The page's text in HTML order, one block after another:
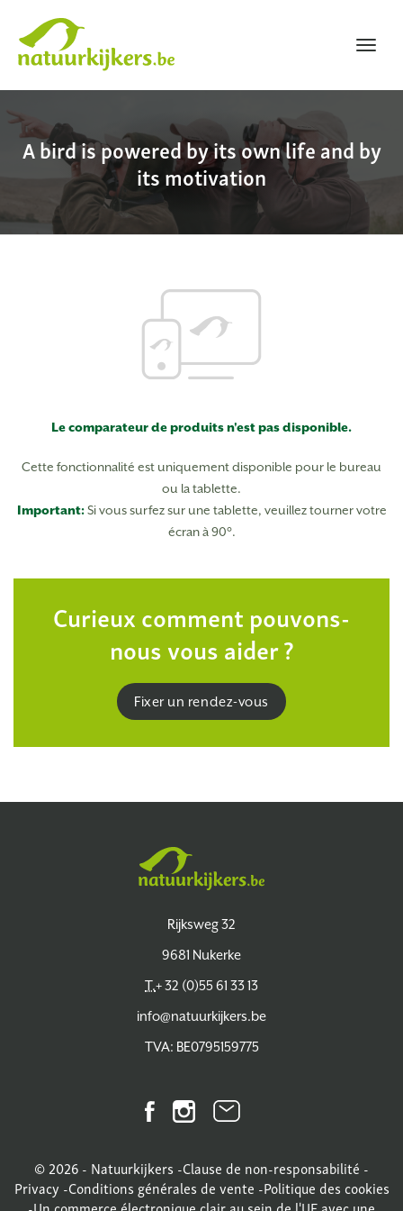
Natuurkijkers
A bird is powered by its own life and by
its motivation
Le comparateur de produits n'est pas disponible.
Cette fonctionnalité est uniquement disponible pour le bureau
ou la tablette.
Important:Si vous surfez sur une tablette, veuillez tourner votre
écran à 90°.
Curieuxcomment pouvons-
nous vous aider ?
Fixer un rendez-vous
Rijksweg 32
9681 Nukerke
T.+ 32 (0)55 61 33 13
info@natuurkijkers.be
TVA: BE0795159775
FacebookInstagramBulletin
© 2026 - Natuurkijkers -Clause de non-responsabilité -
Privacy -Conditions générales de vente -Politique des cookies